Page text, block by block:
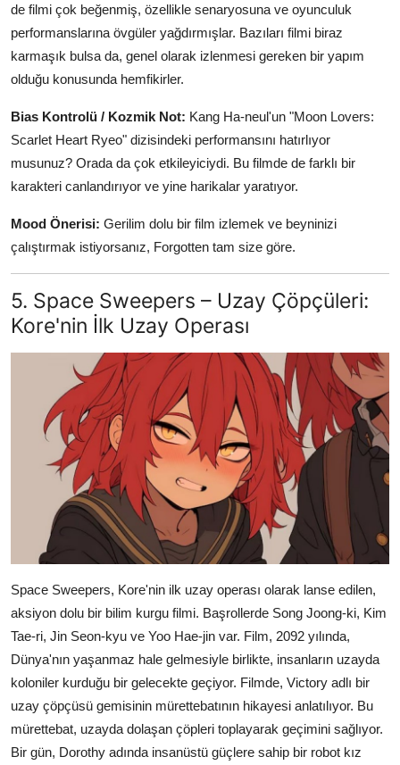
de filmi çok beğenmiş, özellikle senaryosuna ve oyunculuk
performanslarına övgüler yağdırmışlar. Bazıları filmi biraz
karmaşık bulsa da, genel olarak izlenmesi gereken bir yapım
olduğu konusunda hemfikirler.
Bias Kontrolü / Kozmik Not: Kang Ha-neul'un "Moon Lovers:
Scarlet Heart Ryeo" dizisindeki performansını hatırlıyor
musunuz? Orada da çok etkileyiciydi. Bu filmde de farklı bir
karakteri canlandırıyor ve yine harikalar yaratıyor.
Mood Önerisi: Gerilim dolu bir film izlemek ve beyninizi
çalıştırmak istiyorsanız, Forgotten tam size göre.
5. Space Sweepers – Uzay Çöpçüleri:
Kore'nin İlk Uzay Operası
Space Sweepers, Kore'nin ilk uzay operası olarak lanse edilen,
aksiyon dolu bir bilim kurgu filmi. Başrollerde Song Joong-ki, Kim
Tae-ri, Jin Seon-kyu ve Yoo Hae-jin var. Film, 2092 yılında,
Dünya'nın yaşanmaz hale gelmesiyle birlikte, insanların uzayda
koloniler kurduğu bir gelecekte geçiyor. Filmde, Victory adlı bir
uzay çöpçüsü gemisinin mürettebatının hikayesi anlatılıyor. Bu
mürettebat, uzayda dolaşan çöpleri toplayarak geçimini sağlıyor.
Bir gün, Dorothy adında insanüstü güçlere sahip bir robot kız